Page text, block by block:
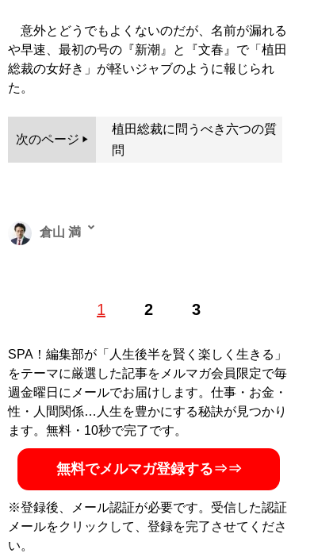
意外とどうでもよくないのだが、名前が漏れる
や早速、最初の号の『新潮』と『文春』で「植田
総裁の女好き」が軽いジャブのように報じられ
た。
次のページ
植田総裁に問うべき六つの質
問
1 2 3
倉山 満
ク理事長兼所長。中央大学文学部史学科を卒業後、同大
学日本政教研究所非常勤職員を務める。現在は、「 倉山
塾 」塾長、ネット放送局「チャンネルくらら」などを主
宰。著書に『
13歳からの「くにまもり」
』など多数。ト
ランプ再来で揺れる世界を見通すための新章を追加した
ベストセラー『
増補版 嘘だらけの日米近現代史』(扶桑
社新書)が発売中
『増補版 嘘だらけの日
米近現代史 (扶桑社新
書)』
SPA！編集部が「人生後半を賢く楽しく生きる」
をテーマに厳選した記事をメルマガ会員限定で毎
週金曜日にメールでお届けします。仕事・お金・
性・人間関係…人生を豊かにする秘訣が見つかり
ます。無料・10秒で完了です。
無料でメルマガ登録する⇒⇒
※登録後、メール認証が必要です。受信した認証
メールをクリックして、登録を完了させてくださ
い。